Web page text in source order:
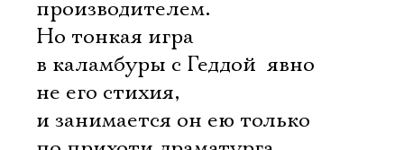
производителем.
Но тонкая игра
в каламбуры с Геддой  явно
не его стихия,
и занимается он ею только